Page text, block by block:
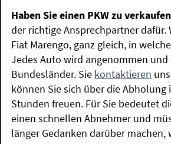
Haben Sie einen PKW zu
der richtige Ansprechpartner dafür.
Fiat Marengo, ganz gleich, in
Jedes Auto wird angenommen
Bundesländer. Sie kontaktieren
können Sie sich über die Abholung
Stunden freuen. Für Sie bedeutet
einen schnellen Abnehmer und
länger Gedanken darüber machen,